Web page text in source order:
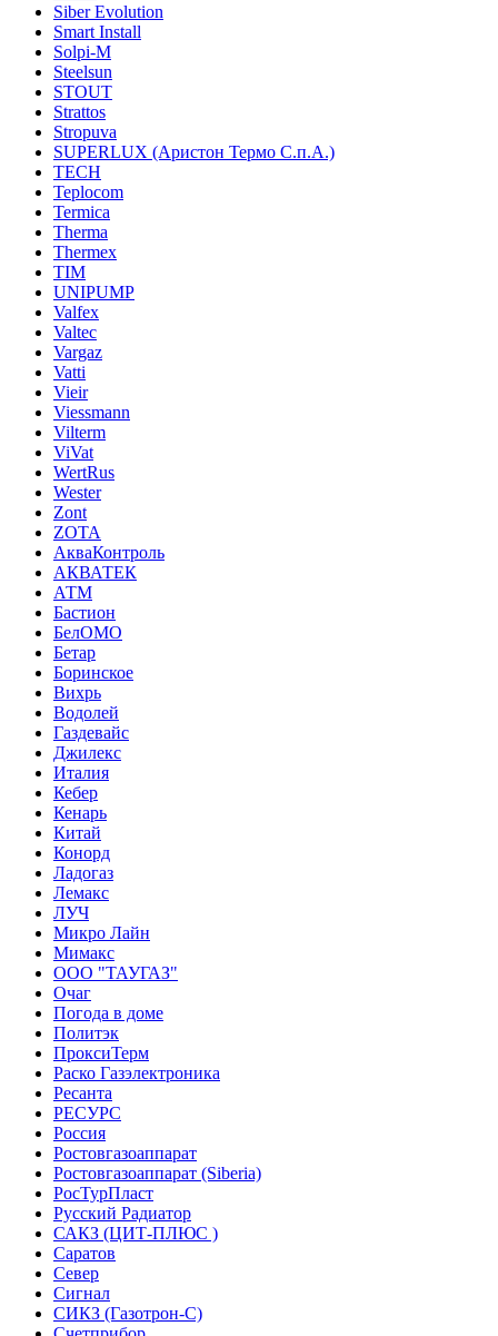
Siber Evolution
Smart Install
Solpi-M
Steelsun
STOUT
Strattos
Stropuva
SUPERLUX (Аристон Термо С.п.А.)
TECH
Teplocom
Termica
Therma
Thermex
TIM
UNIPUMP
Valfex
Valtec
Vargaz
Vatti
Vieir
Viessmann
Vilterm
ViVat
WertRus
Wester
Zont
ZOTA
АкваКонтроль
АКВАТЕК
АТМ
Бастион
БелОМО
Бетар
Боринское
Вихрь
Водолей
Газдевайс
Джилекс
Италия
Кебер
Кенарь
Китай
Конорд
Ладогаз
Лемакс
ЛУЧ
Микро Лайн
Мимакс
ООО "ТАУГАЗ"
Очаг
Погода в доме
Политэк
ПроксиТерм
Раско Газэлектроника
Ресанта
РЕСУРС
Россия
Ростовгазоаппарат
Ростовгазоаппарат (Siberia)
РосТурПласт
Русский Радиатор
САКЗ (ЦИТ-ПЛЮС )
Саратов
Север
Сигнал
СИКЗ (Газотрон-С)